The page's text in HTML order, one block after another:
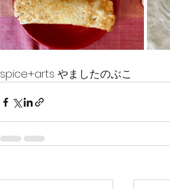
spice+arts やましたのぶこ